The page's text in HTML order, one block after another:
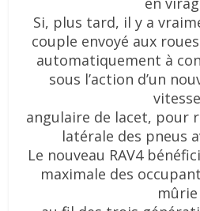
Si, plus tard, il y a
couple envoyé aux
automatiquement à
sous l’action d’un
vitesse
angulaire de lacet, pour
latérale des pneus
Le nouveau RAV4
maximale des
mûrie